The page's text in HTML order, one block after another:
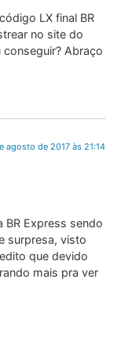
LX final BR
no site do
Abraço
agosto de 2017 às 21:14
BR Express sendo
surpresa, visto
que devido
mais pra ver